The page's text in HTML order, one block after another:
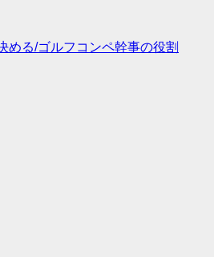
める/ゴルフコンペ幹事の役割